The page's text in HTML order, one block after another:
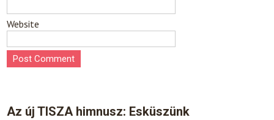
Website
Az új TISZA himnusz: Esküszünk